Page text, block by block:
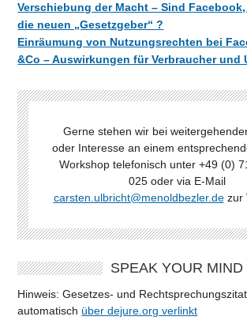
Verschiebung der Macht – Sind
die neuen „Gesetzgeber“ ?
Einräumung von Nutzungsrechten bei
&Co – Auswirkungen für Verbraucher und
Gerne stehen wir bei
oder Interesse an einem
Workshop telefonisch unter +49 (0)
025 oder via E-Mail
carsten.ulbricht@menoldbezler.dezur
SPEAK YOUR MIND
Hinweis: Gesetzes- und
automatisch über dejure.org verlinkt